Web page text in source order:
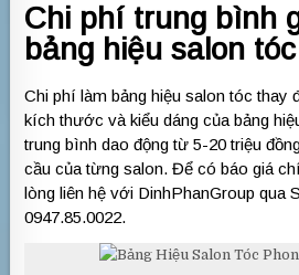
Chi phí trung bình
bảng hiệu salon tóc
Chi phí làm bảng hiệu salon tóc thay
kích thước và kiểu dáng của bảng
trung bình dao động từ 5-20 triệu
cầu của từng salon. Để có báo giá
lòng liên hệ với DinhPhanGroup qua
0947.85.0022.